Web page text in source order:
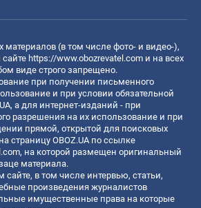
(в том числе фото- и видео-),
https://www.obozrevatel.com и на всех
виде строго запрещено.
при получении письменного
и при условии обязательной
а для интернет-изданий - при
разрешения на их использование и при
прямой, открытой для поисковых
страницу OBOZ.UA по ссылке
, на которой размещен оригинальный
материала.
сайте, в том числе интервью, статьи,
произведения журналистов
имущественные права на которые